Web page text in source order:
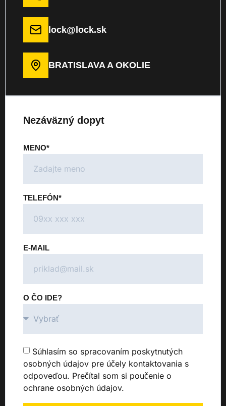
lock@lock.sk
BRATISLAVA A OKOLIE
Nezáväzný dopyt
MENO*
TELEFÓN*
E-MAIL
O ČO IDE?
Súhlasím so spracovaním poskytnutých
osobných údajov pre účely kontaktovania s
odpoveďou. Prečítal som si poučenie o
ochrane osobných údajov.